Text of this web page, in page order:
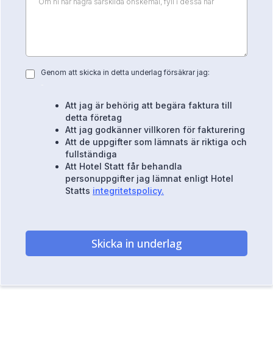
Genom att skicka in detta underlag försäkrar jag:
Att jag är behörig att begära faktura till
detta företag
Att jag godkänner villkoren för fakturering
Att de uppgifter som lämnats är riktiga och
fullständiga
Att Hotel Statt får behandla
personuppgifter jag lämnat enligt Hotel
Statts integritetspolicy.
Skicka in underlag